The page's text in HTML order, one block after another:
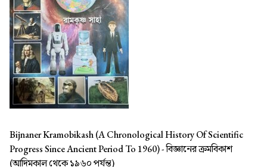
Bijnaner Kramobikash (A Chronological History Of Scientific
Progress Since Ancient Period To 1960) -বিজ্ঞানের ক্রমবিকাশ
(আদিমকাল থেকে ১৯৬০ পর্যন্ত)